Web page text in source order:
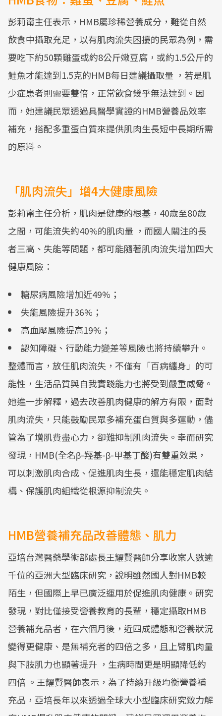
彭莉甯主任表示，HMB屬珍稀營養成分，難從自然
飲食中攝取充足，以有肌肉流失困擾的民眾為例，需
要吃下約50顆雞蛋或約8公斤嫩豆腐，或約1.5公斤的
鮭魚才能達到1.5克的HMB每日建議攝取量 ，若是肌
少症患者則需要雙倍，正常飲食幾乎無法達到。因
而，她建議民眾透過具醫學實證的HMB營養品效率
補充，搭配多重蛋白質來提供肌肉生長短中長期所需
的原料。
「肌肉流失」增4大健康風險
彭莉甯主任分析，肌肉是健康的根基，40歲至80歲
之間，可能流失約40%的肌肉量 ，而國人關注的長
者三高、失能等問題，都可能隨著肌肉流失增加四大
健康風險：
糖尿病風險增加近49%；
失能風險提升36%；
高血壓風險提高19%；
認知障礙、行動能力變差等風險也將持續攀升。
整體而言，放任肌肉流失，不僅有「百病纏身」的可
能性，生活品質與自我實踐能力也將受到嚴重威脅。
她進一步解釋，過去改善肌肉健康的解方有限，面對
肌肉流失，只能鼓勵民眾多補充蛋白質與多運動，儘
管為了增肌費盡心力，卻難抑制肌肉流失。幸而研究
發現，HMB(全名β-羥基-β-甲基丁酸)有雙重效果，
可以刺激肌肉合成、促進肌肉生長，還能穩定肌肉結
構、保護肌肉組織從根源抑制流失。
HMB營養補充品改善體態、肌力
亞培台灣醫藥學術部處長王耀賢醫師分享收案人數逾
千位的亞洲大型臨床研究，說明雖然國人對HMB較
陌生，但國際上早已廣泛運用於促進肌肉健康。研究
發現，對比僅接受營養教育的長輩，穩定攝取HMB
營養補充品者，在六個月後，近四成體態和營養狀況
變得更健康、是無補充者的四倍之多，且上臂肌肉量
與下肢肌力也顯著提升 ，生病時間更是明顯降低約
四倍 。王耀賢醫師表示，為了持續升級均衡營養補
充品，亞培長年以來透過全球大小型臨床研究致力解